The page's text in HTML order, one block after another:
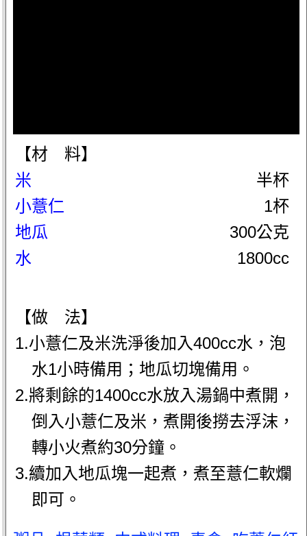
【材 料】
米
半杯
小薏仁
1杯
地瓜
300公克
水
1800cc
【做 法】
1.小薏仁及米洗淨後加入400cc水，泡
水1小時備用；地瓜切塊備用。
2.將剩餘的1400cc水放入湯鍋中煮開，
倒入小薏仁及米，煮開後撈去浮沫，
轉小火煮約30分鐘。
3.續加入地瓜塊一起煮，煮至薏仁軟爛
即可。